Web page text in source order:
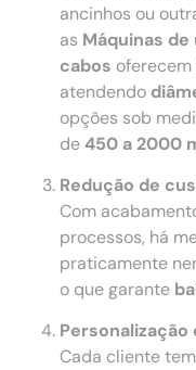
ancinhos ou
as Máquinas
cabos
atendendo
opções sob
de450 a 2000
Redução de
Com
processos, há
praticamente
o que garante
Personalização
Cada cliente